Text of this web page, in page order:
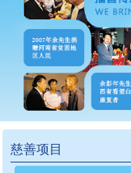
慈善项目